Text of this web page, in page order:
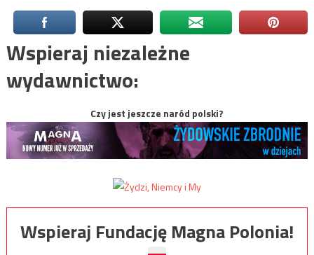
Wspieraj niezależne
wydawnictwo:
Czy jest jeszcze naród polski?
Wspieraj Fundację Magna Polonia!